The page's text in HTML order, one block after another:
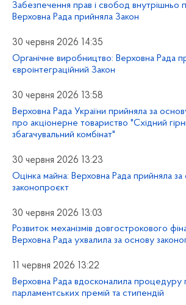
Забезпечення прав і свобод внутрішньо
Верховна Рада прийняла Закон
30 червня 2026 14:35
Органічне виробництво: Верховна Рада
євроінтеграційний Закон
30 червня 2026 13:58
Верховна Рада України прийняла за
про акціонерне товариство "Східний
збагачувальний комбінат"
30 червня 2026 13:23
Оцінка майна: Верховна Рада прийняла за
законопроєкт
30 червня 2026 13:03
Розвиток механізмів довгострокового
Верховна Рада ухвалила за основу
11 червня 2026 13:22
Верховна Рада вдосконалила процедуру
парламентських премій та стипендій